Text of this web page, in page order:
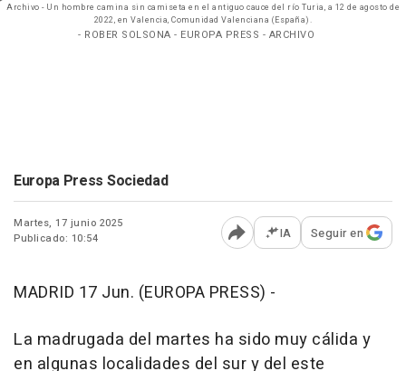
Archivo - Un hombre camina sin camiseta en el antiguo cauce del río Turia, a 12 de agosto de
2022, en Valencia, Comunidad Valenciana (España).
- ROBER SOLSONA - EUROPA PRESS - ARCHIVO
Europa Press Sociedad
Martes, 17 junio 2025
Publicado: 10:54
Abrir opciones para
IA Seguir en
MADRID 17 Jun. (EUROPA PRESS) -
La madrugada del martes ha sido muy cálida y
en algunas localidades del sur y del este